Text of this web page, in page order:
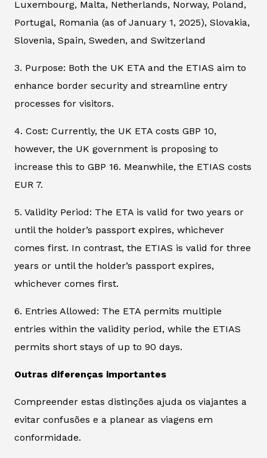
Luxembourg, Malta, Netherlands, Norway, Poland,
Portugal, Romania (as of January 1, 2025), Slovakia,
Slovenia, Spain, Sweden, and Switzerland
3. Purpose: Both the UK ETA and the ETIAS aim to
enhance border security and streamline entry
processes for visitors.
4. Cost: Currently, the UK ETA costs GBP 10,
however, the UK government is proposing to
increase this to GBP 16. Meanwhile, the ETIAS costs
EUR 7.
5. Validity Period: The ETA is valid for two years or
until the holder’s passport expires, whichever
comes first. In contrast, the ETIAS is valid for three
years or until the holder’s passport expires,
whichever comes first.
6. Entries Allowed: The ETA permits multiple
entries within the validity period, while the ETIAS
permits short stays of up to 90 days.
Outras diferenças importantes
Compreender estas distinções ajuda os viajantes a
evitar confusões e a planear as viagens em
conformidade.